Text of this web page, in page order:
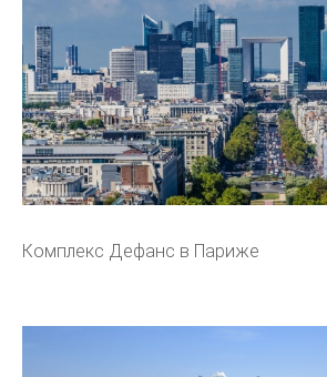
Комплекс Дефанс в Париже